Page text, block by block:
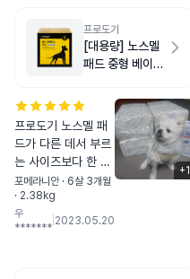
프로도기
[대용량] 노스멜
패드 중형 베이비
프로도기 노스멜 패
드가 다른 데서 부르
는 사이즈보다 한 사
이즈 업된 거라고 생
각하면 되더라고요 :
-) 덕분에 너무 유용
포메라니안 · 6살 3개월
· 2.38kg
우
*******
2023.05.20
+1